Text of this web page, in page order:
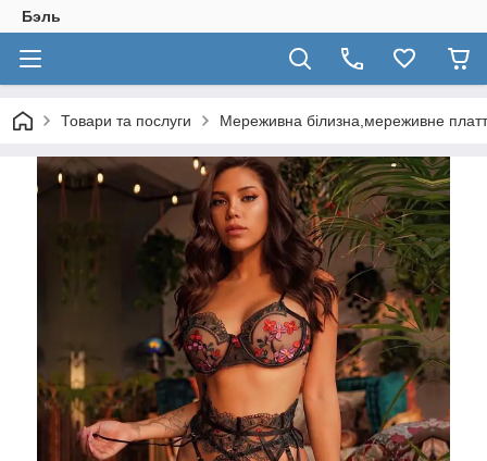
Бэль
Товари та послуги Мереживна білизна,мереживне